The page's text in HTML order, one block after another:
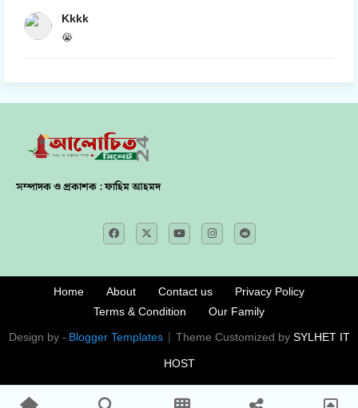
Kkkk
😭
সম্পাদক ও প্রকাশক : ফাহিম আহমদ
Home About Contact us
Privacy Policy
Terms & Condition
Our Family
Design by - Blogger Templates | Theme Customized bySYLHET IT
HOST